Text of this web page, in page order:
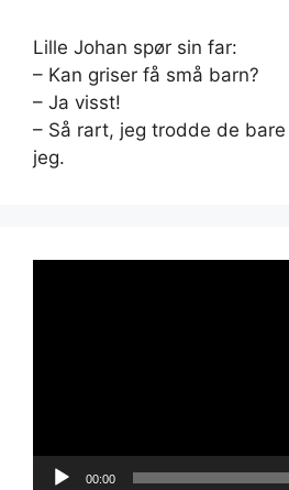
Lille Johan spør sin far:
– Kan griser få små barn?
– Ja visst!
– Så rart, jeg trodde de
jeg.
00:00